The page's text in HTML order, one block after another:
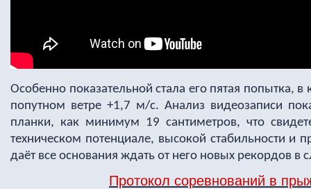
Особенно показательной стала его пятая попытка,
попутном ветре +1,7 м/с. Анализ видеозаписи
планки, как минимум 19 сантиметров, что
техническом потенциале, высокой стабильности и
даёт все основания ждать от него новых рекордов в
Протокол соревнований в